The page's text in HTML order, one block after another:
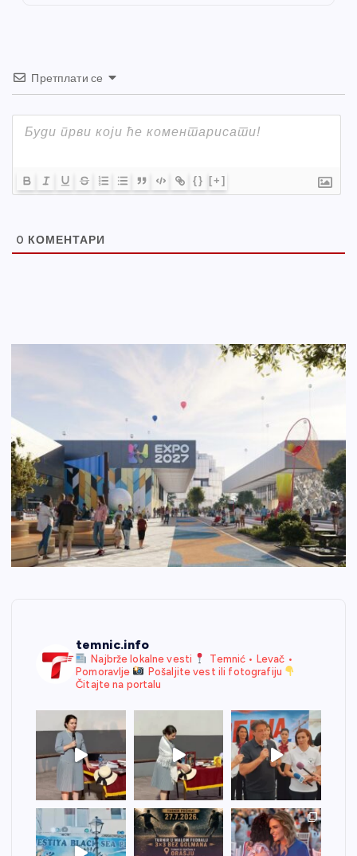
Претплати се
{} [+]
0 КОМЕНТАРИ
temnic.info
Najbrže lokalne vesti
Temnić • Levač •
Pomoravlje
Pošaljite vest ili fotografiju
Čitajte na portalu